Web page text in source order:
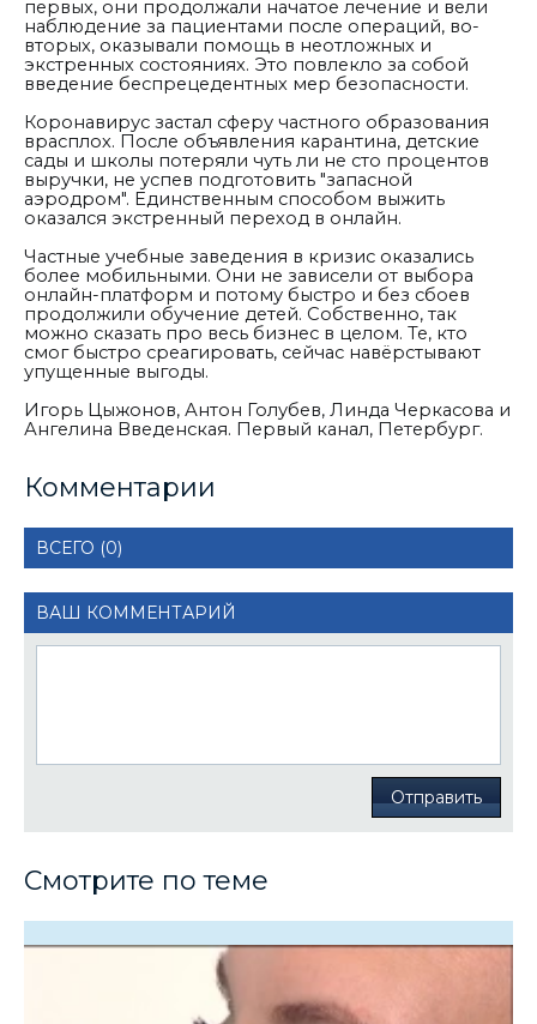
первых, они продолжали начатое лечение и вели
наблюдение за пациентами после операций, во-
вторых, оказывали помощь в неотложных и
экстренных состояниях. Это повлекло за собой
введение беспрецедентных мер безопасности.
Коронавирус застал сферу частного образования
врасплох. После объявления карантина, детские
сады и школы потеряли чуть ли не сто процентов
выручки, не успев подготовить "запасной
аэродром". Единственным способом выжить
оказался экстренный переход в онлайн.
Частные учебные заведения в кризис оказались
более мобильными. Они не зависели от выбора
онлайн-платформ и потому быстро и без сбоев
продолжили обучение детей. Собственно, так
можно сказать про весь бизнес в целом. Те, кто
смог быстро среагировать, сейчас навёрстывают
упущенные выгоды.
Игорь Цыжонов, Антон Голубев, Линда Черкасова и
Ангелина Введенская. Первый канал, Петербург.
Комментарии
ВСЕГО (0)
ВАШ КОММЕНТАРИЙ
Отправить
Смотрите по теме